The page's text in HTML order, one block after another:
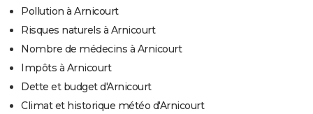
Pollution à Arnicourt
Risques naturels à Arnicourt
Nombre de médecins à Arnicourt
Impôts à Arnicourt
Dette et budget d'Arnicourt
Climat et historique météo d'Arnicourt